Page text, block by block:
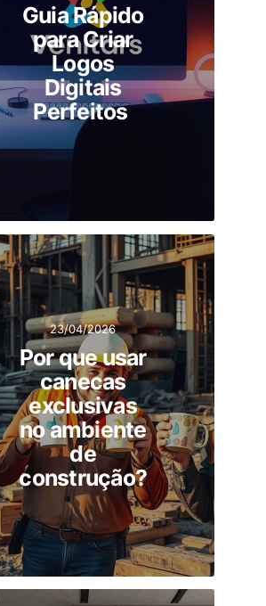
Guia Rápido
para Criar
Logos
Digitais
Perfeitos
23/04/2026
Por que usar
canecas
exclusivas
no ambiente
de
construção?